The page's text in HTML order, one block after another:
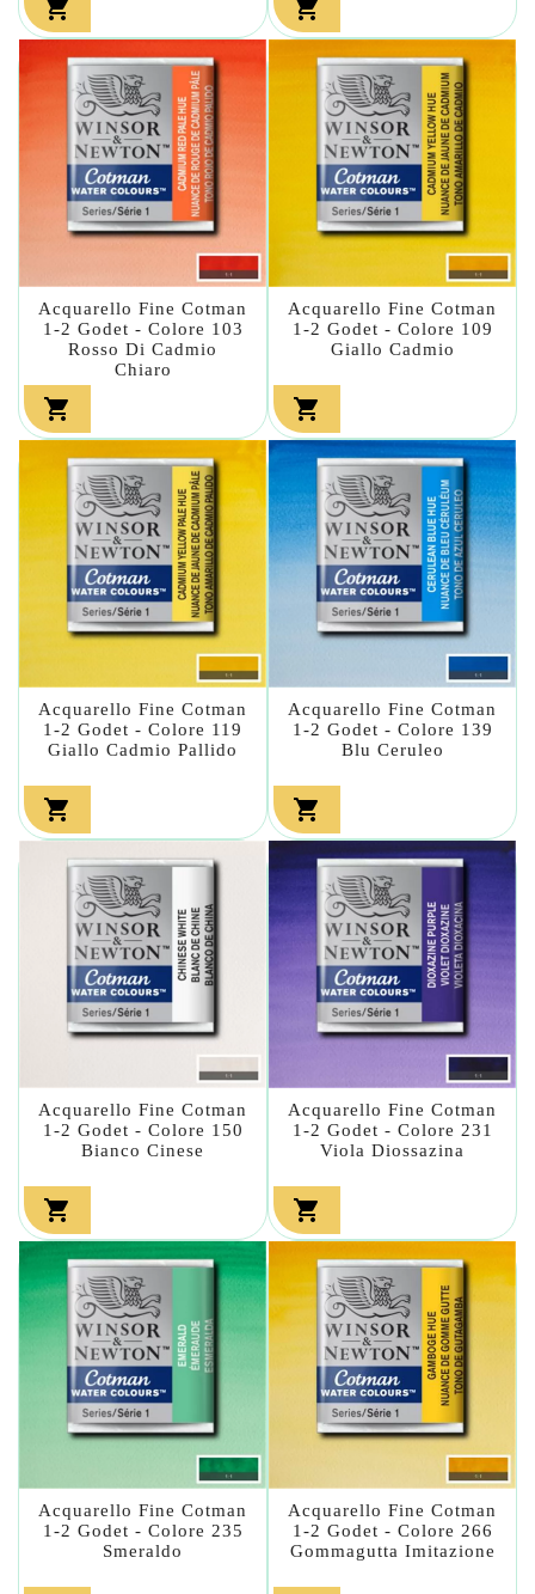
 
Acquarello Fine Cotman
1-2 Godet - Colore 103
Rosso Di Cadmio
Chiaro

Acquarello Fine Cotman
1-2 Godet - Colore 109
Giallo Cadmio

Acquarello Fine Cotman
1-2 Godet - Colore 119
Giallo Cadmio Pallido

Acquarello Fine Cotman
1-2 Godet - Colore 139
Blu Ceruleo

Acquarello Fine Cotman
1-2 Godet - Colore 150
Bianco Cinese

Acquarello Fine Cotman
1-2 Godet - Colore 231
Viola Diossazina

Acquarello Fine Cotman
1-2 Godet - Colore 235
Smeraldo
Acquarello Fine Cotman
1-2 Godet - Colore 266
Gommagutta Imitazione